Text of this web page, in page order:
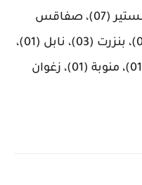
تطاوين (06)، سوسة (06)، المنستير (07)، صفاقس
(05)، المهدية (03)، القيروان (02)، بنزرت (03)، نابل (01)،
قفصة (01)، قابس (01)، قبلي (01)، منوبة (01)، زغوان